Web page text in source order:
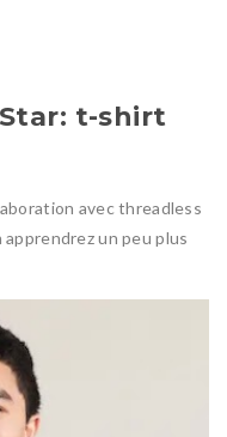
t-shirt
avec threadless
un peu plus